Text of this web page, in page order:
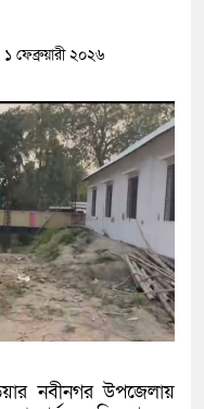
চালককে কুপিয়েছে
শিকার প্রকৌশলী বদলি, ১৫
মেশিনে শ্রমিকের হাতের
তিন সিদ্ধান্তের প্রশংসায়
ফেব্রুয়ারী ২০২৬
নবীনগর উপজেলায়